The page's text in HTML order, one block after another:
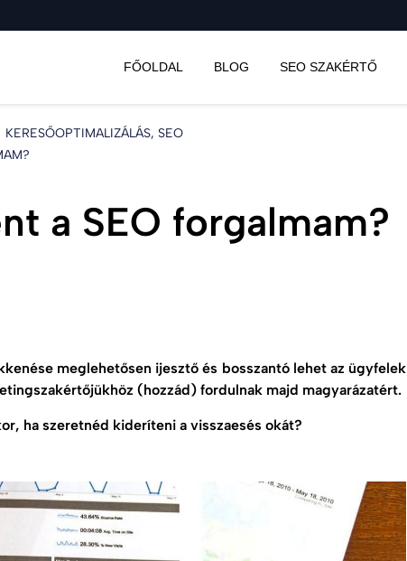
FŐOLDAL BLOG SEO SZAKÉRTŐ
KERESŐOPTIMALIZÁLÁS, SEO
a SEO forgalmam?
meglehetősen ijesztő és bosszantó lehet az ügyfelek
(hozzád) fordulnak majd magyarázatért.
ha szeretnéd kideríteni a visszaesés okát?